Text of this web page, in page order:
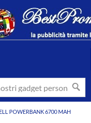
POWERBANK 6700 MAH